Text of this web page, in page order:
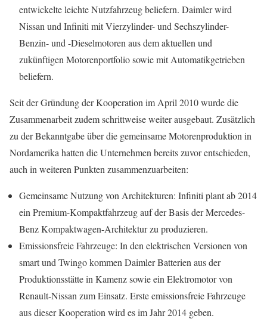
entwickelte leichte Nutzfahrzeug beliefern. Daimler wird
Nissan und Infiniti mit Vierzylinder- und Sechszylinder-
Benzin- und -Dieselmotoren aus dem aktuellen und
zukünftigen Motorenportfolio sowie mit Automatikgetrieben
beliefern.
Seit der Gründung der Kooperation im April 2010 wurde die
Zusammenarbeit zudem schrittweise weiter ausgebaut. Zusätzlich
zu der Bekanntgabe über die gemeinsame Motorenproduktion in
Nordamerika hatten die Unternehmen bereits zuvor entschieden,
auch in weiteren Punkten zusammenzuarbeiten:
Gemeinsame Nutzung von Architekturen: Infiniti plant ab 2014
ein Premium-Kompaktfahrzeug auf der Basis der Mercedes-
Benz Kompaktwagen-Architektur zu produzieren.
Emissionsfreie Fahrzeuge: In den elektrischen Versionen von
smart und Twingo kommen Daimler Batterien aus der
Produktionsstätte in Kamenz sowie ein Elektromotor von
Renault-Nissan zum Einsatz. Erste emissionsfreie Fahrzeuge
aus dieser Kooperation wird es im Jahr 2014 geben.